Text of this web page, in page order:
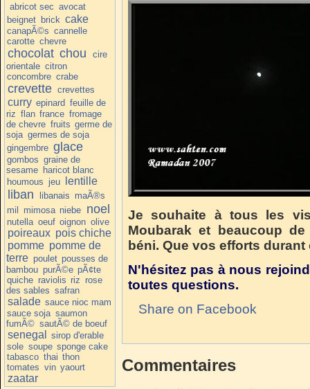
abricot sec avocat
beignet brick cake
canapÃ©s cannelle
carotte chevre
chocolat chou
cire
orientale citron
concombre crabe
crevette crevettes
curry epinard feuille de
riz flan france fromage
de chevre fruits germe de
soja germes de soja
gingembre glace
gombos graine de
sesame haricot blanc
houmous jeu lentille
liban libanais maÃ®s
mil mimosa niebe noel
nutella oeuf oignon olive
poireaux pois chiche
pomme pomme de
terre poulet pousses de
bambou purÃ©e pÃ¢te
quiche raviolis riz rose
des sables safran
salade sauce nioc mam
sauce soja saumon
fumÃ© sautÃ© de boeuf
senegal
sirop d'erable
sole soupe sponge cake
tabasco thai thon
tomates vin yaourt
zaatar
Je souhaite à tous les
Moubarak et beaucoup
béni. Que vos efforts
N'hésitez pas à nous
toutes questions.
Share on Facebook
Commentaires